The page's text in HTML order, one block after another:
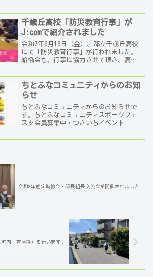
千歳丘高校「防災教育行事」が
J:comで紹介されました
令和7年6月13日（金）、都立千歳丘高校
にて「防災教育行事」が行われました。
船橋会も、行事に協力させて頂き、高校
た。 当日は、J:comの撮影クルーが取材
に訪れ、訓練...
ちとふなコミュニティからのお知
らせ
ちとふなコミュニティからのお知らせで
す。ちとふなコミュニティスポーツフェ
スタ会員募集中・つきいちイベント
令和8年度定時総会・部長組長交流会が開催されました
内一斉清掃）を行います。